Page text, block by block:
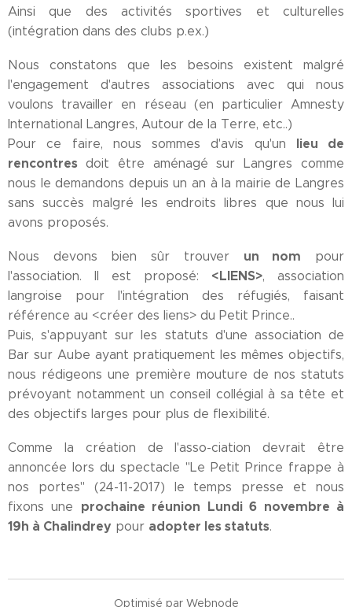
Ainsi que des activités sportives et culturelles
(intégration dans des clubs p.ex.)
Nous constatons que les besoins existent malgré
l'engagement d'autres associations avec qui nous
voulons travailler en réseau (en particulier Amnesty
International Langres, Autour de la Terre, etc..)
Pour ce faire, nous sommes d'avis qu'un lieu de
rencontres doit être aménagé sur Langres comme
nous le demandons depuis un an à la mairie de Langres
sans succès malgré les endroits libres que nous lui
avons proposés.
Nous devons bien sûr trouver un nom pour
l'association. Il est proposé: <LIENS>, association
langroise pour l'intégration des réfugiés, faisant
référence au <créer des liens> du Petit Prince..
Puis, s'appuyant sur les statuts d'une association de
Bar sur Aube ayant pratiquement les mêmes objectifs,
nous rédigeons une première mouture de nos statuts
prévoyant notamment un conseil collégial à sa tête et
des objectifs larges pour plus de flexibilité.
Comme la création de l'asso-ciation devrait être
annoncée lors du spectacle "Le Petit Prince frappe à
nos portes" (24-11-2017) le temps presse et nous
fixons une prochaine réunion Lundi 6 novembre à
19h à Chalindrey pour adopter les statuts.
Optimisé par Webnode